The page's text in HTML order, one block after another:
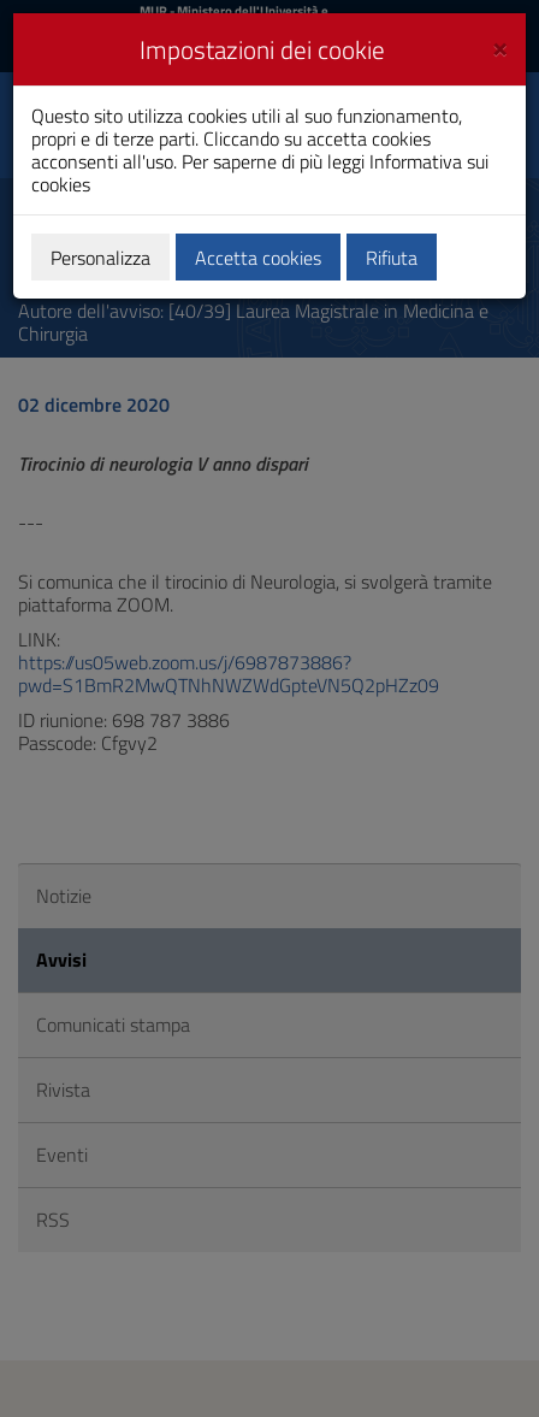
Vai
al
navigazione
del
sito
al
Footer
MIUR
Accedi
MUR- Ministero dell'Università e
Accedi UniCA News
Toggle
navigation
Università degli
Studi di Cagliari
Tirocinio di neurologia V anno
dispari
Autore dell'avviso: [40/39] Laurea Magistrale in Medicina e
Chirurgia
02 dicembre 2020
Tirocinio di neurologia V anno dispari
---
Si comunica che il tirocinio di Neurologia, si svolgerà tramite
piattaforma ZOOM.
LINK:
https://us05web.zoom.us/j/6987873886?
pwd=S1BmR2MwQTNhNWZWdGpteVN5Q2pHZz09
ID riunione: 698 787 3886
Passcode: Cfgvy2
Notizie
Avvisi
Comunicati stampa
Rivista
Eventi
RSS
×
Impostazioni dei cookie
Questo sito utilizza cookies utili al suo funzionamento,
propri e di terze parti. Cliccando su accetta cookies
acconsenti all'uso. Per saperne di più leggi Informativa sui
cookies
Personalizza Accetta cookies Rifiuta